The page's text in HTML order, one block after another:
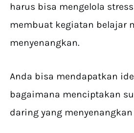
harus bisa mengelola
membuat kegiatan belajar
menyenangkan.
Anda bisa mendapatkan
bagaimana menciptakan
daring yang